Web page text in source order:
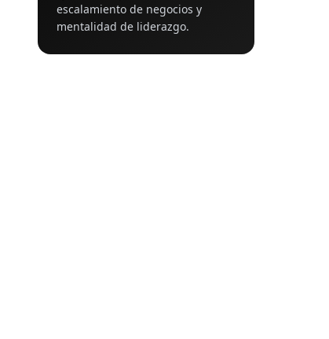
escalamiento de negocios y
mentalidad de liderazgo.